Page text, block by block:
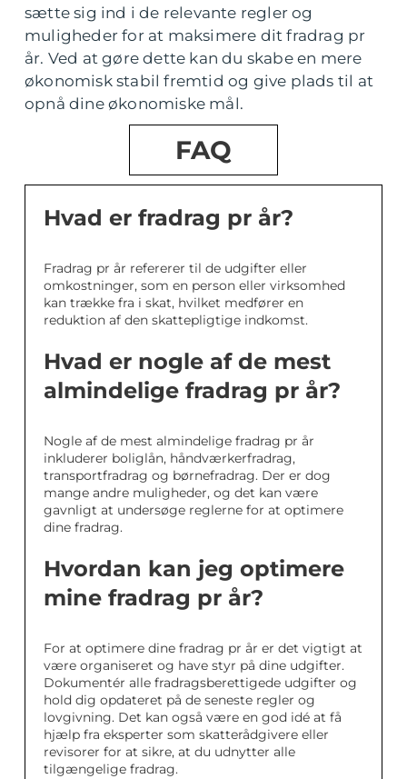
sætte sig ind i de relevante regler og
muligheder for at maksimere dit fradrag pr
år. Ved at gøre dette kan du skabe en mere
økonomisk stabil fremtid og give plads til at
opnå dine økonomiske mål.
FAQ
Hvad er fradrag pr år?
Fradrag pr år refererer til de udgifter eller
omkostninger, som en person eller virksomhed
kan trække fra i skat, hvilket medfører en
reduktion af den skattepligtige indkomst.
Hvad er nogle af de mest
almindelige fradrag pr år?
Nogle af de mest almindelige fradrag pr år
inkluderer boliglån, håndværkerfradrag,
transportfradrag og børnefradrag. Der er dog
mange andre muligheder, og det kan være
gavnligt at undersøge reglerne for at optimere
dine fradrag.
Hvordan kan jeg optimere
mine fradrag pr år?
For at optimere dine fradrag pr år er det vigtigt at
være organiseret og have styr på dine udgifter.
Dokumentér alle fradragsberettigede udgifter og
hold dig opdateret på de seneste regler og
lovgivning. Det kan også være en god idé at få
hjælp fra eksperter som skatterådgivere eller
revisorer for at sikre, at du udnytter alle
tilgængelige fradrag.